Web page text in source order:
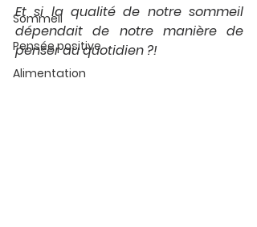
Sommeil
Pensée positive
Alimentation
Et si la qualité de notre sommeil
dépendait de notre manière de
penser au quotidien ?!